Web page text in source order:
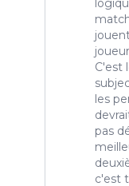
C'est
les
pas
c'est